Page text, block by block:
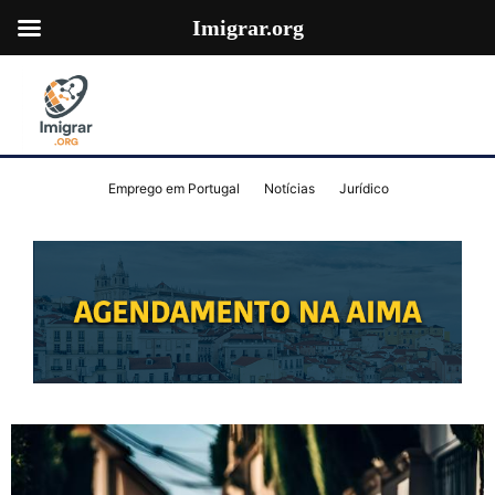
Emprego em Portugal Notícias Jurídico
Imigrar.org